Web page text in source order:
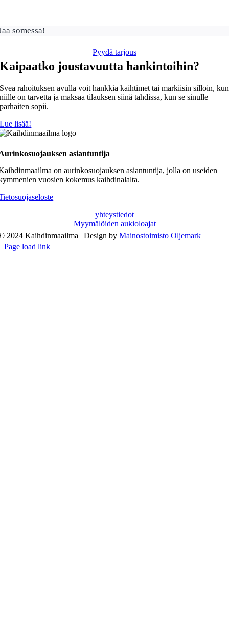
somessa!
Pyydä tarjous
Kaipaatko joustavuutta hankintoihin?
Svea rahoituksen avulla voit hankkia kaihtimet tai markiisin silloin, kun
niille on tarvetta ja maksaa tilauksen siinä tahdissa, kun se sinulle
parhaiten sopii.
Lue lisää!
asiantuntija
on aurinkosuojauksen asiantuntija, jolla on useiden
vuosien kokemus kaihdinalalta.
yhteystiedot
Myymälöiden aukioloajat
2024 Kaihdinmaailma | Design byMainostoimisto Oljemark
Page load link